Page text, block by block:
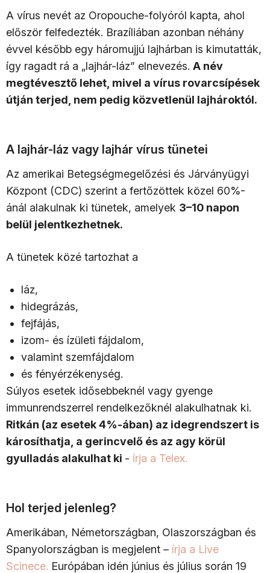
A vírus nevét az Oropouche-folyóról kapta, ahol
először felfedezték. Brazíliában azonban néhány
évvel később egy háromujjú lajhárban is kimutatták,
így ragadt rá a „lajhár-láz” elnevezés. A név
megtévesztő lehet, mivel a vírus rovarcsípések
útján terjed, nem pedig közvetlenül lajhároktól.
A lajhár-láz vagy lajhár vírus tünetei
Az amerikai Betegségmegelőzési és Járványügyi
Központ (CDC) szerint a fertőzöttek közel 60%-
ánál alakulnak ki tünetek, amelyek 3–10 napon
belül jelentkezhetnek.
A tünetek közé tartozhat a
láz,
hidegrázás,
fejfájás,
izom- és ízületi fájdalom,
valamint szemfájdalom
és fényérzékenység.
Súlyos esetek idősebbeknél vagy gyenge
immunrendszerrel rendelkezőknél alakulhatnak ki.
Ritkán (az esetek 4%-ában) az idegrendszert is
károsíthatja, a gerincvelő és az agy körül
gyulladás alakulhat ki - írja a Telex.
Hol terjed jelenleg?
Amerikában, Németországban, Olaszországban és
Spanyolországban is megjelent – írja a Live
Scinece. Európában idén június és július során 19